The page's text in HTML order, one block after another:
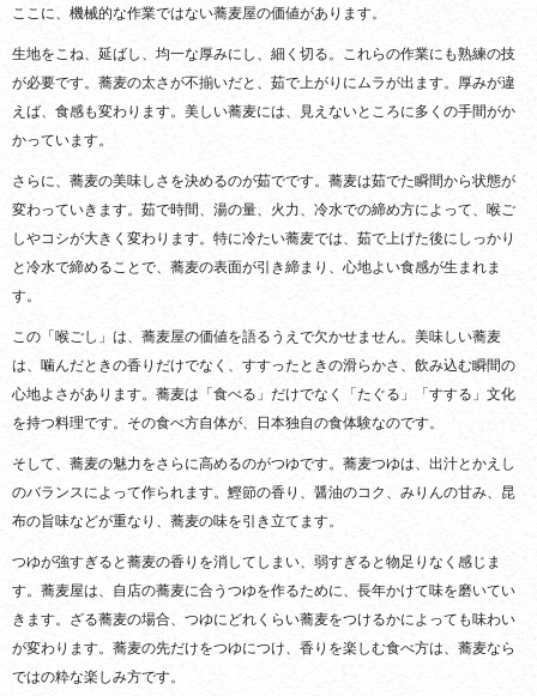
ここに、機械的な作業ではない蕎麦屋の価値があります。
生地をこね、延ばし、均一な厚みにし、細く切る。これらの作業にも熟練の技
が必要です。蕎麦の太さが不揃いだと、茹で上がりにムラが出ます。厚みが違
えば、食感も変わります。美しい蕎麦には、見えないところに多くの手間がか
かっています。
さらに、蕎麦の美味しさを決めるのが茹でです。蕎麦は茹でた瞬間から状態が
変わっていきます。茹で時間、湯の量、火力、冷水での締め方によって、喉ご
しやコシが大きく変わります。特に冷たい蕎麦では、茹で上げた後にしっかり
と冷水で締めることで、蕎麦の表面が引き締まり、心地よい食感が生まれま
す。
この「喉ごし」は、蕎麦屋の価値を語るうえで欠かせません。美味しい蕎麦
は、噛んだときの香りだけでなく、すすったときの滑らかさ、飲み込む瞬間の
心地よさがあります。蕎麦は「食べる」だけでなく「たぐる」「すする」文化
を持つ料理です。その食べ方自体が、日本独自の食体験なのです。
そして、蕎麦の魅力をさらに高めるのがつゆです。蕎麦つゆは、出汁とかえし
のバランスによって作られます。鰹節の香り、醤油のコク、みりんの甘み、昆
布の旨味などが重なり、蕎麦の味を引き立てます。
つゆが強すぎると蕎麦の香りを消してしまい、弱すぎると物足りなく感じま
す。蕎麦屋は、自店の蕎麦に合うつゆを作るために、長年かけて味を磨いてい
きます。ざる蕎麦の場合、つゆにどれくらい蕎麦をつけるかによっても味わい
が変わります。蕎麦の先だけをつゆにつけ、香りを楽しむ食べ方は、蕎麦なら
ではの粋な楽しみ方です。